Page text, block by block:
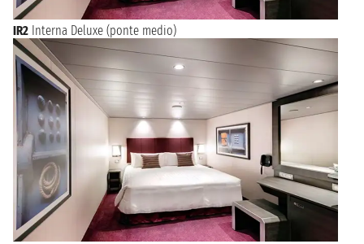
IR2 Interna Deluxe (ponte medio)